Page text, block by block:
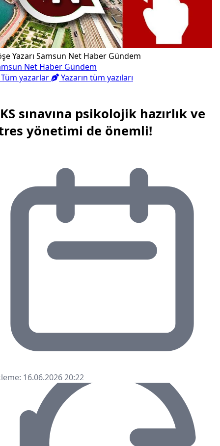
Yazarı Samsun Net Haber Gündem
Net Haber Gündem
yazarlar
Yazarın tüm yazıları
sınavına psikolojik hazırlık ve
yönetimi de önemli!
16.06.2026 20:22